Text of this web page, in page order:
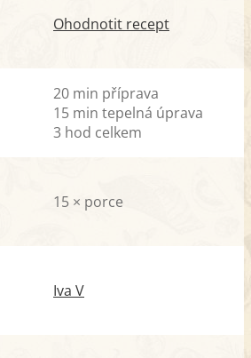
Ohodnotit recept
20 min příprava
15 min tepelná úprava
3 hod celkem
15 × porce
Iva V